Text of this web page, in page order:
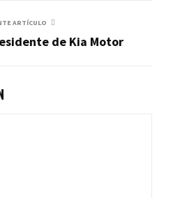
ARTÍCULO
de Kia Motor